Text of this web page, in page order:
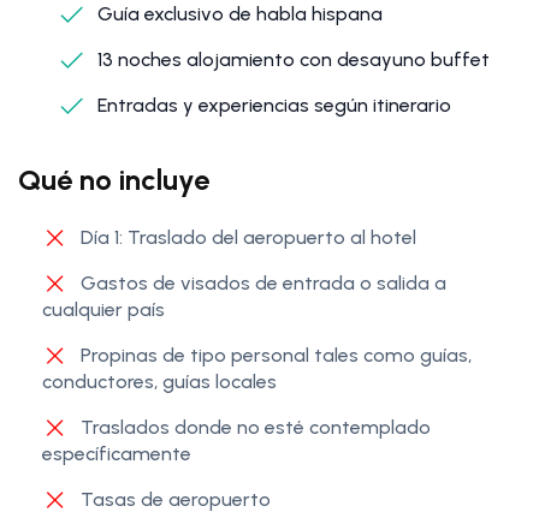
Guía exclusivo de habla hispana
13 noches alojamiento con desayuno buffet
Entradas y experiencias según itinerario
Qué no incluye
Día 1: Traslado del aeropuerto al hotel
Gastos de visados de entrada o salida a
cualquier país
Propinas de tipo personal tales como guías,
conductores, guías locales
Traslados donde no esté contemplado
específicamente
Tasas de aeropuerto